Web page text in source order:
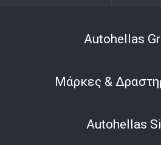
Autohellas
Μάρκες &
Autohellas